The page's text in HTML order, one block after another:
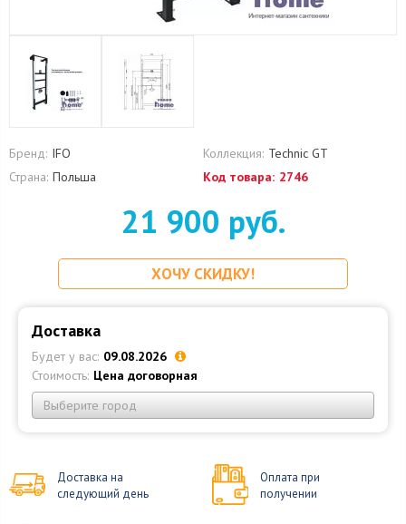
Бренд: IFO Коллекция: Technic GT
Страна: Польша Код товара: 2746
21 900 руб.
ХОЧУ СКИДКУ!
Доставка
Будет у вас: 09.08.2026
Стоимость: Цена договорная
Выберите город
Доставка на
следующий день
Оплата при
получении